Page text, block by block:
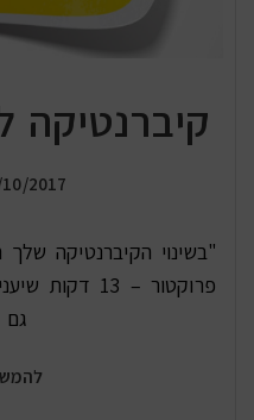
קיברנטיקה
2017
"בשינוי הקיברנטיקה
פרוקטור – 13
גם